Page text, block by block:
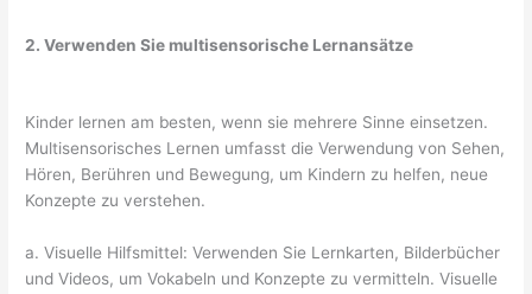
2. Verwenden Sie multisensorische Lernansätze
Kinder lernen am besten, wenn sie mehrere Sinne einsetzen.
Multisensorisches Lernen umfasst die Verwendung von Sehen,
Hören, Berühren und Bewegung, um Kindern zu helfen, neue
Konzepte zu verstehen.
a. Visuelle Hilfsmittel: Verwenden Sie Lernkarten, Bilderbücher
und Videos, um Vokabeln und Konzepte zu vermitteln. Visuelle